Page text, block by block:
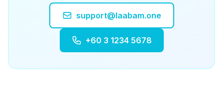
support@laabam.one
+60 3 1234 5678